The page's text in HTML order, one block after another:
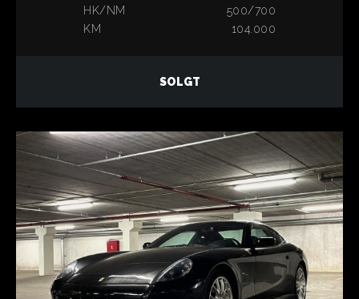
HK/NM
500/700
KM
104.000
SOLGT